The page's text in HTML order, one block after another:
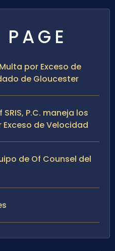
por Exceso de
de Gloucester
P.C. maneja los
de Velocidad
de Of Counsel del